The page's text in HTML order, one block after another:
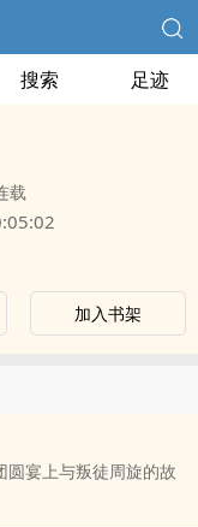
搜索 足迹
载
加入书架
圆宴上与叛徒周旋的故